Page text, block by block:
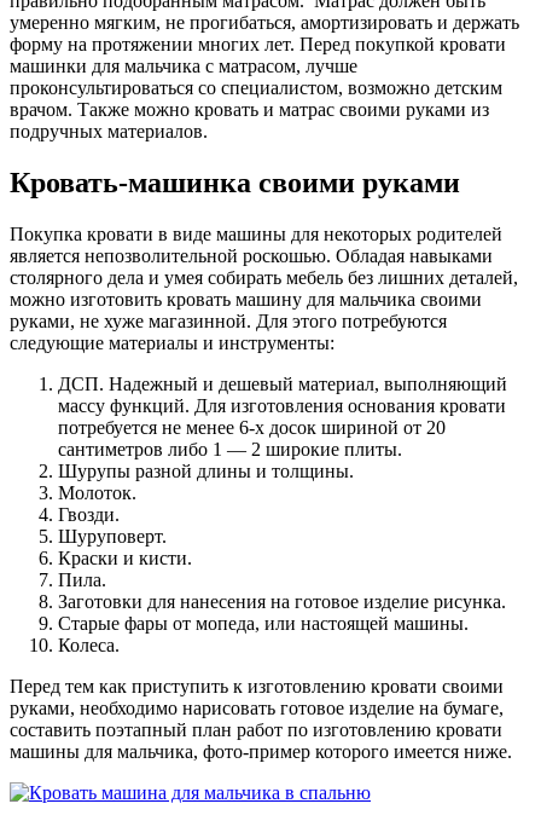
умеренно мягким, не прогибаться, амортизировать и держать
форму на протяжении многих лет. Перед покупкой кровати
машинки для мальчика с матрасом, лучше
проконсультироваться со специалистом, возможно детским
врачом. Также можно кровать и матрас своими руками из
подручных материалов.
Кровать-машинка своими руками
Покупка кровати в виде машины для некоторых родителей
является непозволительной роскошью. Обладая навыками
столярного дела и умея собирать мебель без лишних деталей,
можно изготовить кровать машину для мальчика своими
руками, не хуже магазинной. Для этого потребуются
следующие материалы и инструменты:
ДСП. Надежный и дешевый материал, выполняющий
массу функций. Для изготовления основания кровати
потребуется не менее 6-х досок шириной от 20
сантиметров либо 1 — 2 широкие плиты.
Шурупы разной длины и толщины.
Молоток.
Гвозди.
Шуруповерт.
Краски и кисти.
Пила.
Заготовки для нанесения на готовое изделие рисунка.
Старые фары от мопеда, или настоящей машины.
Колеса.
Перед тем как приступить к изготовлению кровати своими
руками, необходимо нарисовать готовое изделие на бумаге,
составить поэтапный план работ по изготовлению кровати
машины для мальчика, фото-пример которого имеется ниже.